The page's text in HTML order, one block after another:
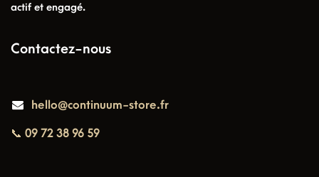
actif et engagé.
Contactez-nous
hello@continuum-store.fr
📞 09 72 38 96 59